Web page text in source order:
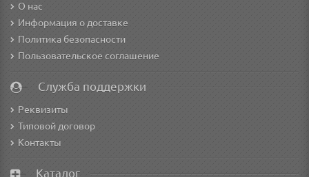
О нас
Информация о доставке
Политика безопасности
Пользовательское соглашение
Служба поддержки
Реквизиты
Типовой договор
Контакты
Каталог